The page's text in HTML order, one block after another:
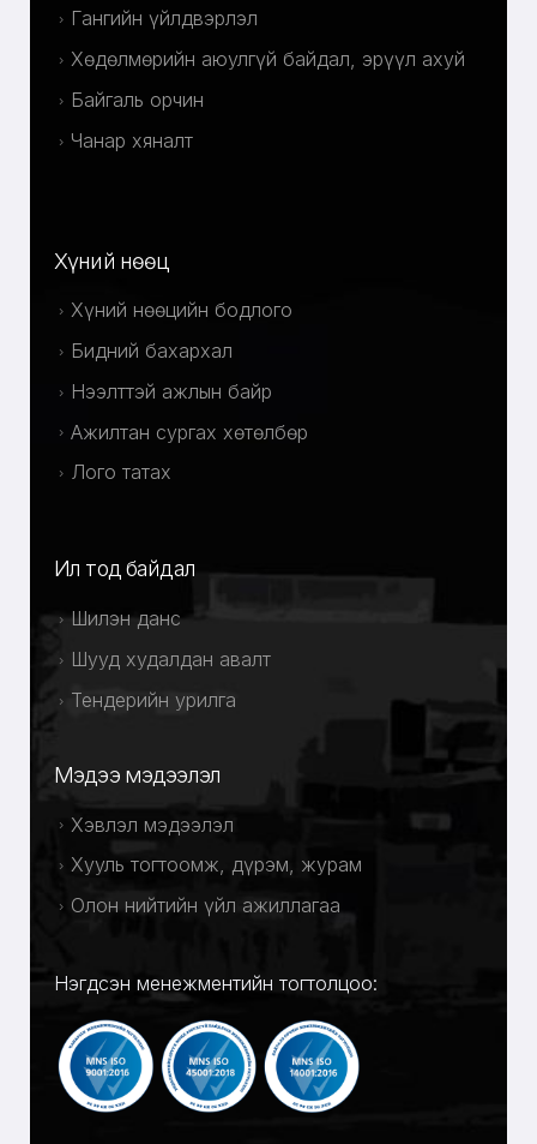
Гангийн үйлдвэрлэл
Хөдөлмөрийн аюулгүй байдал, эрүүл ахуй
Байгаль орчин
Чанар хяналт
Хүний нөөц
Хүний нөөцийн бодлого
Бидний бахархал
Нээлттэй ажлын байр
Ажилтан сургах хөтөлбөр
Лого татах
Ил тод байдал
Шилэн данс
Шууд худалдан авалт
Тендерийн урилга
Мэдээ мэдээлэл
Хэвлэл мэдээлэл
Хууль тогтоомж, дүрэм, журам
Олон нийтийн үйл ажиллагаа
Нэгдсэн менежментийн тогтолцоо: